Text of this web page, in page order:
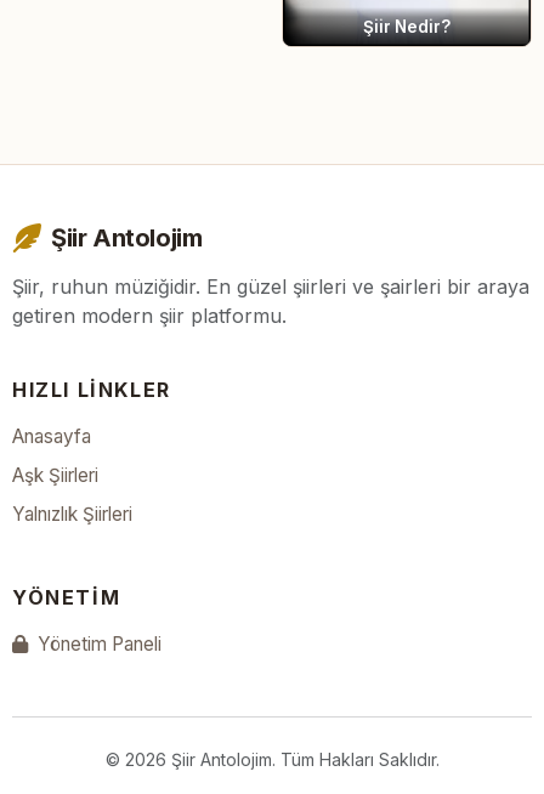
Şiir Nedir?
Şiir Antolojim
Şiir, ruhun müziğidir. En güzel şiirleri ve şairleri bir araya
getiren modern şiir platformu.
HIZLI LINKLER
Anasayfa
Aşk Şiirleri
Yalnızlık Şiirleri
YÖNETIM
Yönetim Paneli
© 2026 Şiir Antolojim. Tüm Hakları Saklıdır.